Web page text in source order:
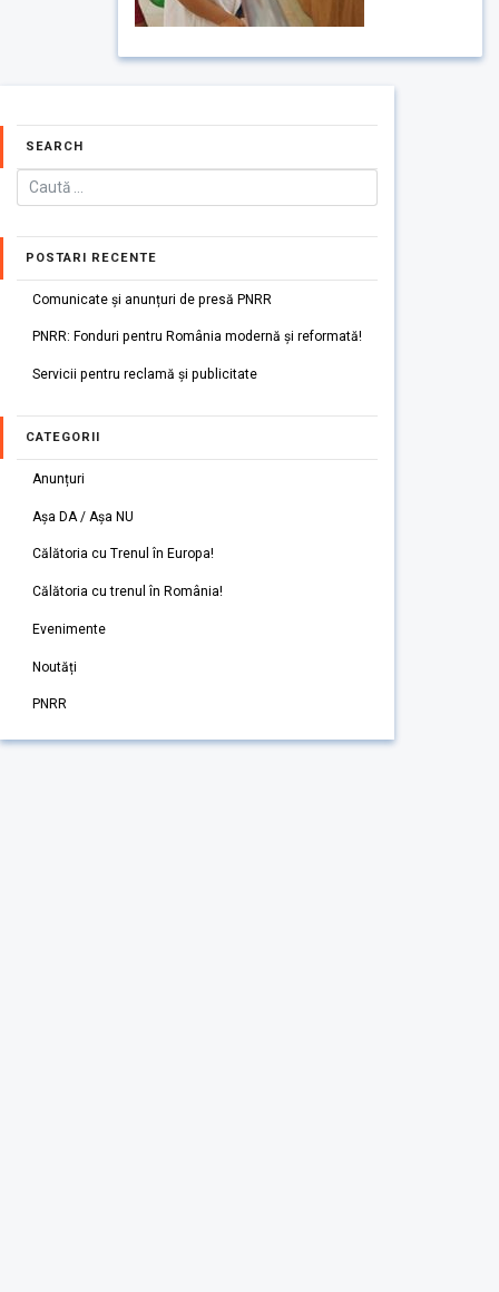
SEARCH
POSTARI RECENTE
Comunicate și anunțuri de presă PNRR
PNRR: Fonduri pentru România modernă și reformată!
Servicii pentru reclamă și publicitate
CATEGORII
Anunțuri
Așa DA / Așa NU
Călătoria cu Trenul în Europa!
Călătoria cu trenul în România!
Evenimente
Noutăți
PNRR